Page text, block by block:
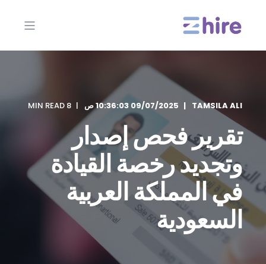
TAMSILA ALI 09/07/2025 10:36:03 ص 8 MIN READ
تقرير فحص إصدار
وتجديد رخصة القيادة
في المملكة العربية
السعودية